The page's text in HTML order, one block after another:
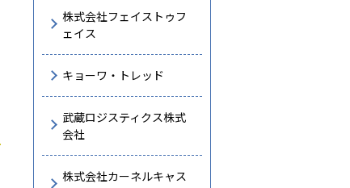
株式会社フェイストゥフ
ェイス
キョーワ・トレッド
武蔵ロジスティクス株式
会社
株式会社カーネルキャス